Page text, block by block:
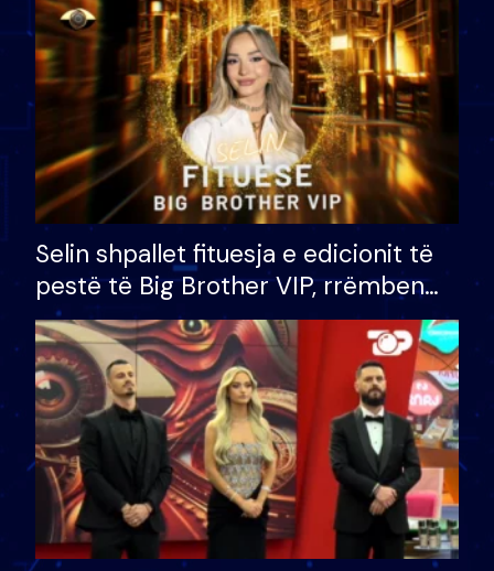
Selin shpallet fituesja e edicionit të
pestë të Big Brother VIP, rrëmben
çmimin e madh prej 100 mijë eurosh